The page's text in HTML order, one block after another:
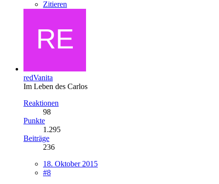
Zitieren
redVanita
Im Leben des Carlos
Reaktionen
98
Punkte
1.295
Beiträge
236
18. Oktober 2015
#8